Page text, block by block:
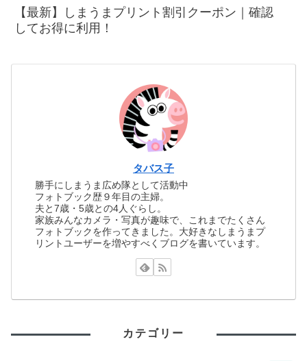
【最新】しまうまプリント割引クーポン｜確認
してお得に利用！
タバス子
勝手にしまうま広め隊として活動中
フォトブック歴９年目の主婦。
夫と7歳・5歳との4人ぐらし。
家族みんなカメラ・写真が趣味で、これまでたくさん
フォトブックを作ってきました。大好きなしまうまプ
リントユーザーを増やすべくブログを書いています。
カテゴリー